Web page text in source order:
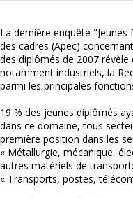
La dernière enquête
des cadres (Apec)
des diplômés de 2007
notamment industriels, la
parmi les principales
19 % des jeunes diplômés
dans ce domaine, tous
première position dans les
« Métallurgie, mécanique,
autres matériels de
« Transports, postes,